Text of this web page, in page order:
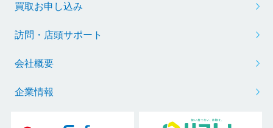
買取お申し込み
訪問・店頭サポート
会社概要
企業情報